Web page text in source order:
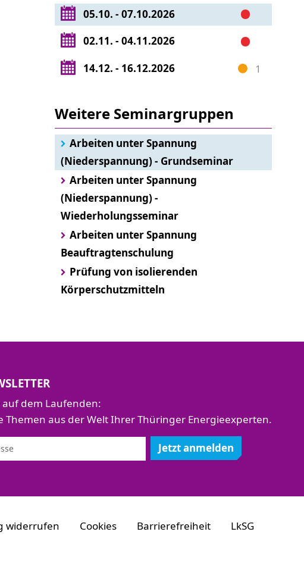
05.10. - 07.10.2026
02.11. - 04.11.2026
14.12. - 16.12.2026
1
Weitere Seminargruppen
Arbeiten unter Spannung
(Niederspannung) - Grundseminar
Arbeiten unter Spannung
(Niederspannung) -
Wiederholungsseminar
Arbeiten unter Spannung
Beauftragtenschulung
Prüfung von isolierenden
Körperschutzmitteln
auf dem Laufenden:
Themen aus der Welt Ihrer Thüringer Energieexperten.
Jetzt anmelden
widerrufen Cookies Barrierefreiheit LkSG